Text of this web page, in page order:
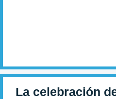
La celebración